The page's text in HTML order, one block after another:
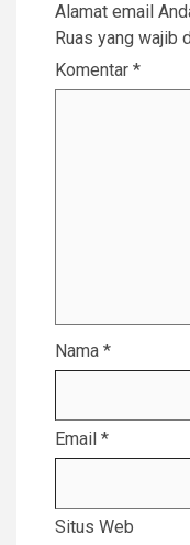
Alamat email
Ruas yang wajib
Komentar *
Nama *
Email *
Situs Web